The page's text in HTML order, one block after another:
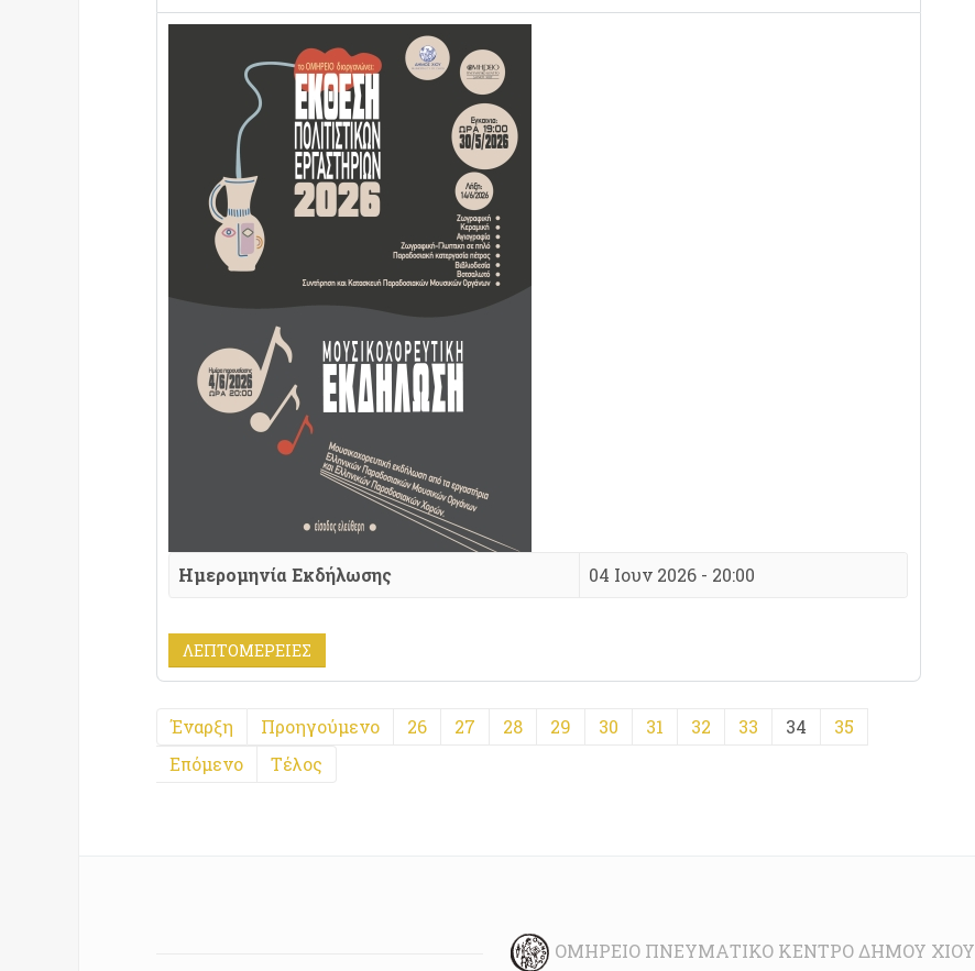
Ημερομηνία Εκδήλωσης 04 Ιουν 2026 - 20:00
ΛΕΠΤΟΜΈΡΕΙΕΣ
Έναρξη Προηγούμενο 26 27 28 29 30 31 32 33 34
35
Επόμενο
Τέλος
ΟΜΉΡΕΙΟ ΠΝΕΥΜΑΤΙΚΌ ΚΈΝΤΡΟ ΔΉΜΟΥ ΧΊΟΥ